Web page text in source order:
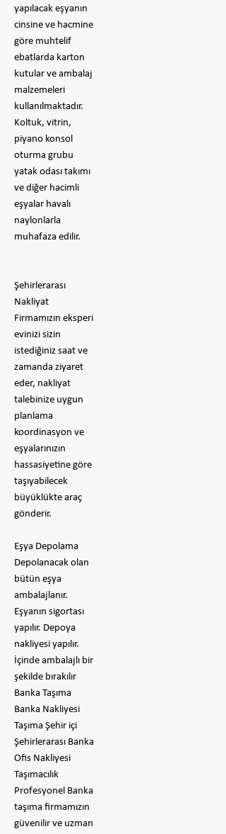
yapılacak eşyanın
cinsine ve hacmine
göre muhtelif
ebatlarda karton
kutular ve ambalaj
malzemeleri
kullanılmaktadır.
Koltuk, vitrin,
piyano konsol
oturma grubu
yatak odası takımı
ve diğer hacimli
eşyalar havalı
naylonlarla
muhafaza edilir.
Şehirlerarası
Nakliyat
Firmamızın eksperi
evinizi sizin
istediğiniz saat ve
zamanda ziyaret
eder, nakliyat
talebinize uygun
planlama
koordinasyon ve
eşyalarınızın
hassasiyetine göre
taşıyabilecek
büyüklükte araç
gönderir.
Eşya Depolama
Depolanacak olan
bütün eşya
ambalajlanır.
Eşyanın sigortası
yapılır. Depoya
nakliyesi yapılır.
İçinde ambalajlı bir
şekilde bırakılır
​Banka Taşıma
Banka Nakliyesi
Taşıma Şehir içi
Şehirlerarası Banka
Ofis Nakliyesi
Taşımacılık
Profesyonel Banka
taşıma firmamızın
güvenilir ve uzman